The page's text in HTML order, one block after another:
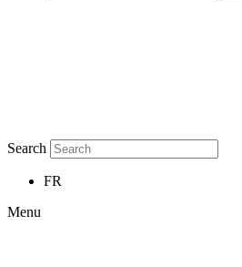
Search
FR
Menu